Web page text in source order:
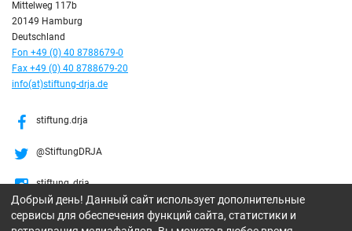
Mittelweg 117b
20149 Hamburg
Deutschland
Fon +49 (0) 40 8788679-0
Fax +49 (0) 40 8788679-20
info(at)stiftung-drja.de
stiftung.drja
@StiftungDRJA
stiftung_drja
Stiftung DRJA
Добрый день! Данный сайт использует дополнительные
сервисы для обеспечения функций сайта, статистики и